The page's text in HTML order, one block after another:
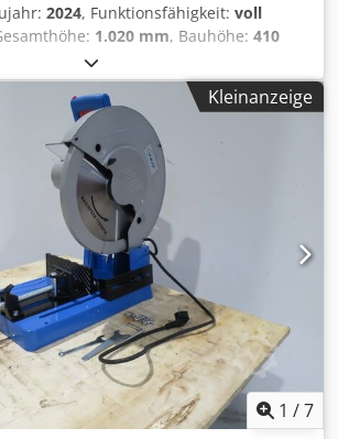
2024, Funktionsfähigkeit: voll
1.020 mm, Bauhöhe: 410
, Leergewicht:
1.900 mm, Gesamtbreite:740 mm,
, NIVEAU - Hubtisch HS 350 Gross
Crjdpfjh A Hxijx Aarof Beschreibung: ᐳ
mit Doppel-Horizontalscheren,
ohne Arbeitsplatte; mit
zur Aufnahme der verschiedenen
davon 2 mit Bremse; Rad-Ø
ueber Fusspumpe Tragkraft in kg:
150 Nutzhub in mm: 610 Bauhoehe in
in mm: 1010 Plattformgroesse in mm:
Kleinanzeige
1 /7